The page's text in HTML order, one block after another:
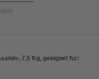
7,5 Kg, geeignet für: